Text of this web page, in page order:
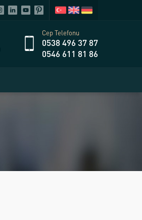
Cep Telefonu
0538 496 37 87
0546 611 81 86